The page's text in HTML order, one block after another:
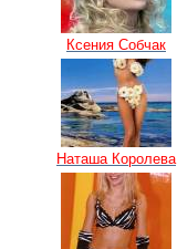
Ксения Собчак
Наташа Королева